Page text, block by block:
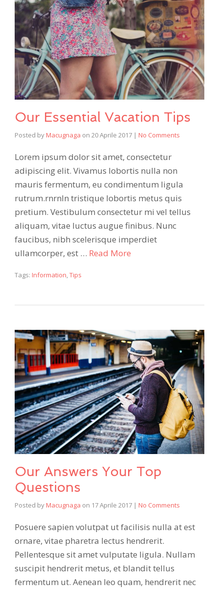
Our Essential Vacation Tips
Posted by Macugnaga on 20 Aprile 2017 | No Comments
Lorem ipsum dolor sit amet, consectetur
adipiscing elit. Vivamus lobortis nulla non
mauris fermentum, eu condimentum ligula
rutrum.rnrnIn tristique lobortis metus quis
pretium. Vestibulum consectetur mi vel tellus
aliquam, vitae luctus augue finibus. Nunc
faucibus, nibh scelerisque imperdiet
ullamcorper, est … Read More
Tags: Information,Tips
Our Answers Your Top
Questions
Posted by Macugnaga on 17 Aprile 2017 | No Comments
Posuere sapien volutpat ut facilisis nulla at est
ornare, vitae pharetra lectus hendrerit.
Pellentesque sit amet vulputate ligula. Nullam
suscipit hendrerit metus, et blandit tellus
fermentum ut. Aenean leo quam, hendrerit nec